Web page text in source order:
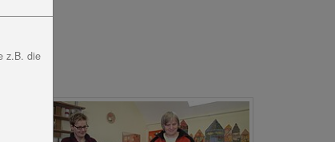
z.B. die